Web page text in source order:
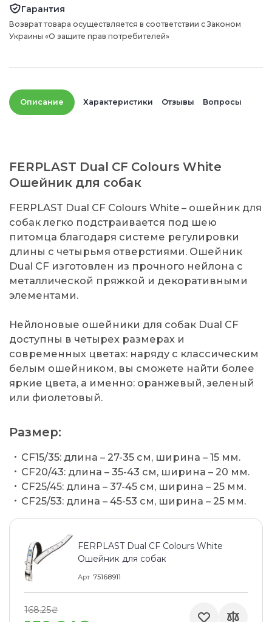
Гарантия
Возврат товара осуществляется в соответствии с Законом
Украины «О защите прав потребителей»
Описание Характеристики Отзывы Вопросы
FERPLAST Dual CF Colours White
Ошейник для собак
FERPLAST Dual CF Colours White – ошейник для
собак легко подстраивается под шею
питомца благодаря системе регулировки
длины с четырьмя отверстиями. Ошейник
Dual CF изготовлен из прочного нейлона с
металлической пряжкой и декоративными
элементами.
Нейлоновые ошейники для собак Dual CF
доступны в четырех размерах и
современных цветах: наряду с классическим
белым ошейником, вы сможете найти более
яркие цвета, а именно: оранжевый, зеленый
или фиолетовый.
Размер:
CF15/35: длина – 27-35 см, ширина – 15 мм.
CF20/43: длина – 35-43 см, ширина – 20 мм.
CF25/45: длина – 37-45 см, ширина – 25 мм.
CF25/53: длина – 45-53 см, ширина – 25 мм.
FERPLAST Dual CF Colours White
Ошейник для собак
Арт 75168911
168.25₴